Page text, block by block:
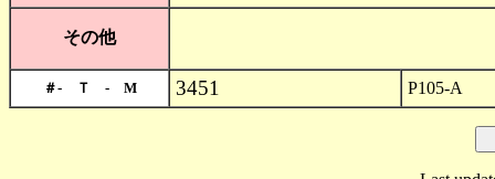
その他
＃- Ｔ - M 3451 P105-A